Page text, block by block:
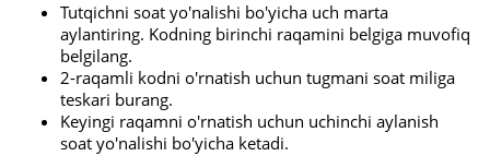
Tutqichni soat yo'nalishi bo'yicha uch marta
aylantiring. Kodning birinchi raqamini belgiga muvofiq
belgilang.
2-raqamli kodni o'rnatish uchun tugmani soat miliga
teskari burang.
Keyingi raqamni o'rnatish uchun uchinchi aylanish
soat yo'nalishi bo'yicha ketadi.